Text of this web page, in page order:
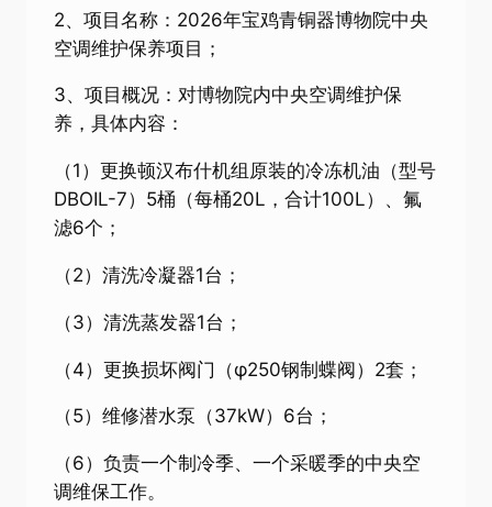
2、项目名称：2026年宝鸡青铜器博物院中央
空调维护保养项目；
3、项目概况：对博物院内中央空调维护保
养，具体内容：
（1）更换顿汉布什机组原装的冷冻机油（型号
DBOIL-7）5桶（每桶20L，合计100L）、氟
滤6个；
（2）清洗冷凝器1台；
（3）清洗蒸发器1台；
（4）更换损坏阀门（φ250钢制蝶阀）2套；
（5）维修潜水泵（37kW）6台；
（6）负责一个制冷季、一个采暖季的中央空
调维保工作。